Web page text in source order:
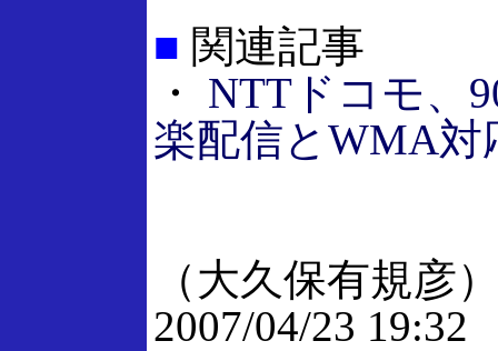
■ 関連記事
・ NTTドコモ、
楽配信とWMA対
（大久保有規彦
2007/04/23 19:32